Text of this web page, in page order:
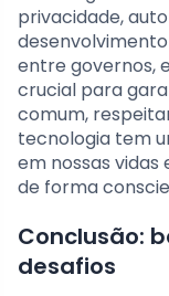
privacidade,
entre governos,
crucial para
comum,
tecnologia tem
em nossas
de forma
Conclusão:
desafios